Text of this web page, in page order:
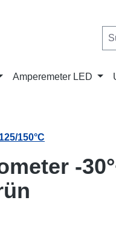
Amperemeter LED
150°C
-